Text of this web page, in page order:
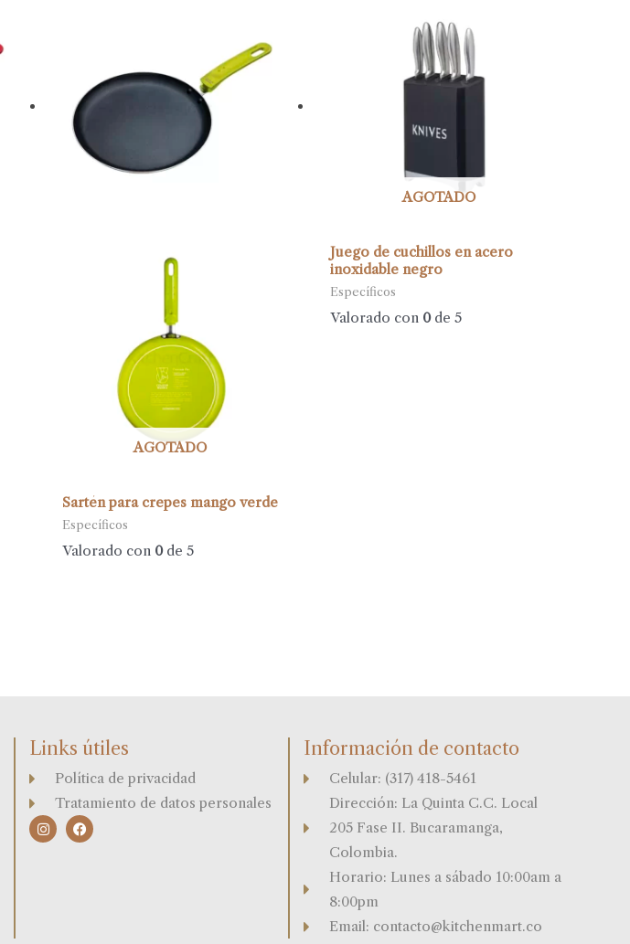
AGOTADO
Sartén para crepes mango verde
Específicos
Valorado con 0de 5
AGOTADO
Juego de cuchillos en acero
inoxidable negro
Específicos
Valorado con 0de 5
Links útiles
Política de privacidad
Tratamiento de datos personales
I
n
s
F
a
c
Información de contacto
Celular: (317) 418-5461
Dirección: La Quinta C.C. Local
205 Fase II. Bucaramanga,
Colombia.
Horario: Lunes a sábado 10:00am a
8:00pm
Email: contacto@kitchenmart.co